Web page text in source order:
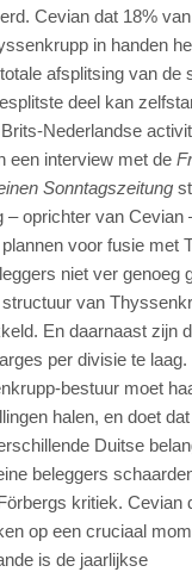
Cevian dat 18%
in handen
afsplitsing van de
deel kan
Nederlandse
een interview met de
Sonntagszeitung
– oprichter van Cevian
voor fusie met
niet ver genoeg
structuur van
En daarnaast zijn
per divisie te laag.
bestuur moet
halen, en doet
Duitse
beleggers
kritiek. Cevian
op een cruciaal
is de jaarlijkse